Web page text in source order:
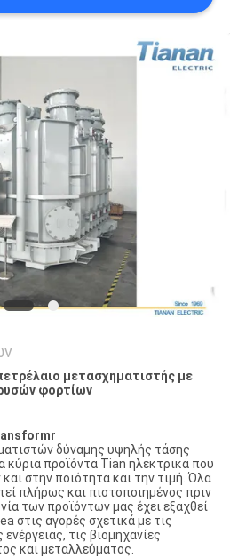
μετασχηματιστής με
φορτίων
δύναμης υψηλής τάσης
κύρια προϊόντα Tian ηλεκτρικά που
στην ποιότητα και την τιμή. Όλα
πλήρως και πιστοποιημένος πριν
των προϊόντων μας έχει εξαχθεί
στις αγορές σχετικά με τις
τις βιομηχανίες
και μεταλλεύματος.